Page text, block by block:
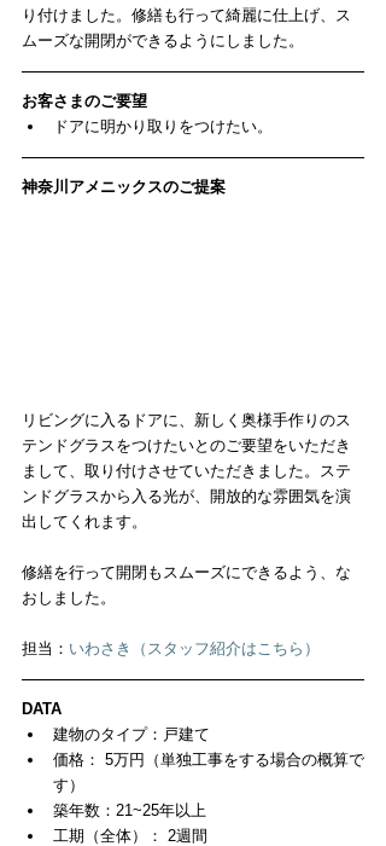
り付けました。修繕も行って綺麗に仕上げ、ス
ムーズな開閉ができるようにしました。
お客さまのご要望
ドアに明かり取りをつけたい。
神奈川アメニックスのご提案
リビングに入るドアに、新しく奥様手作りのス
テンドグラスをつけたいとのご要望をいただき
まして、取り付けさせていただきました。ステ
ンドグラスから入る光が、開放的な雰囲気を演
出してくれます。
修繕を行って開閉もスムーズにできるよう、な
おしました。
担当： いわさき（スタッフ紹介はこちら）
DATA
建物のタイプ：戸建て
価格： 5万円（単独工事をする場合の概算で
す）
築年数：21~25年以上
工期（全体）： 2週間